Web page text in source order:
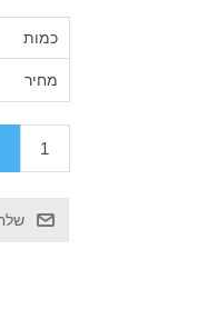
כמות
מחיר